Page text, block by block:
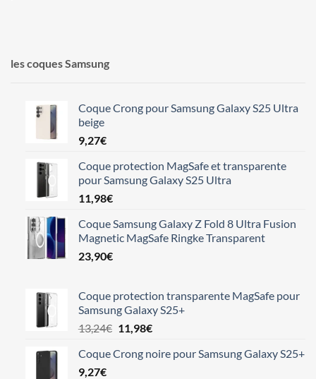
les coques Samsung
Coque Crong pour Samsung Galaxy S25 Ultra
beige
9,27€
Coque protection MagSafe et transparente
pour Samsung Galaxy S25 Ultra
11,98€
Coque Samsung Galaxy Z Fold 8 Ultra Fusion
Magnetic MagSafe Ringke Transparent
23,90€
Coque protection transparente MagSafe pour
Samsung Galaxy S25+
13,24€ Le
initial
11,98€Le
actuel
Coque Crong noire pour Samsung Galaxy S25+
9,27€